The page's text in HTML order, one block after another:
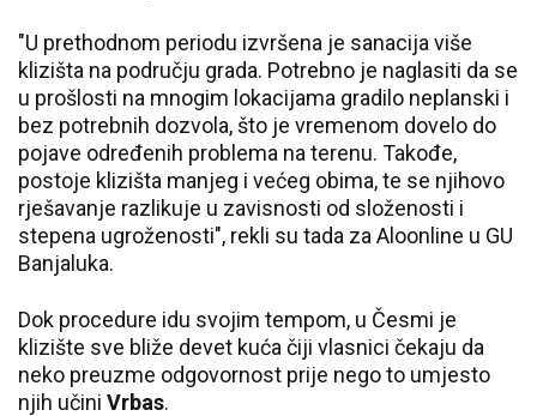
"U prethodnom periodu izvršena je sanacija više
klizišta na području grada. Potrebno je naglasiti da se
u prošlosti na mnogim lokacijama gradilo neplanski i
bez potrebnih dozvola, što je vremenom dovelo do
pojave određenih problema na terenu. Takođe,
postoje klizišta manjeg i većeg obima, te se njihovo
rješavanje razlikuje u zavisnosti od složenosti i
stepena ugroženosti", rekli su tada za Aloonline u GU
Banjaluka.
Dok procedure idu svojim tempom, u Česmi je
klizište sve bliže devet kuća čiji vlasnici čekaju da
neko preuzme odgovornost prije nego to umjesto
njih učini Vrbas.